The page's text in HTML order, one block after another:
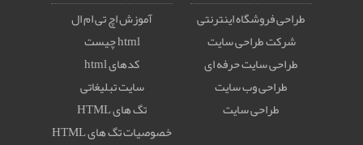
طراحی فروشگاه اینترنتی
شرکت طراحی سایت
طراحی سایت حرفه ای
طراحی وب سایت
طراحی سایت
آموزش اچ تی ام ال
html چیست
کدهای html
سایت تبلیغاتی
تگ های HTML
خصوصيات تگ های HTML